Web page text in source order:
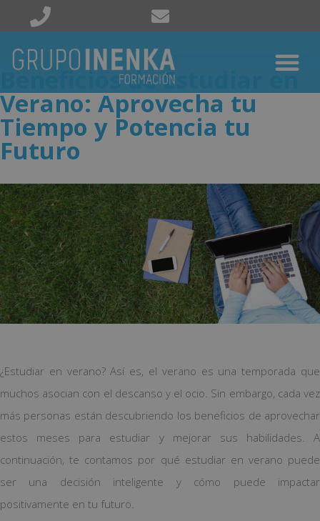
Beneficios de Estudiar en
Verano: Aprovecha tu
Tiempo y Potencia tu
Futuro
¿Estudiar en verano? Así es, el verano es una temporada que
muchos asocian con el descanso y el ocio. Sin embargo, cada vez
más personas están descubriendo los beneficios de aprovechar
estos meses para estudiar y mejorar sus habilidades. A
continuación, te contamos por qué estudiar en verano puede
ser una decisión inteligente y cómo puede impactar
positivamente en tu futuro.